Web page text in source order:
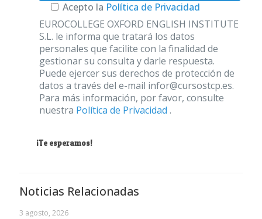
Acepto la Política de Privacidad
EUROCOLLEGE OXFORD ENGLISH INSTITUTE
S.L. le informa que tratará los datos
personales que facilite con la finalidad de
gestionar su consulta y darle respuesta.
Puede ejercer sus derechos de protección de
datos a través del e-mail infor@cursostcp.es.
Para más información, por favor, consulte
nuestra Política de Privacidad .
¡Te esperamos!
Noticias Relacionadas
3 agosto, 2026